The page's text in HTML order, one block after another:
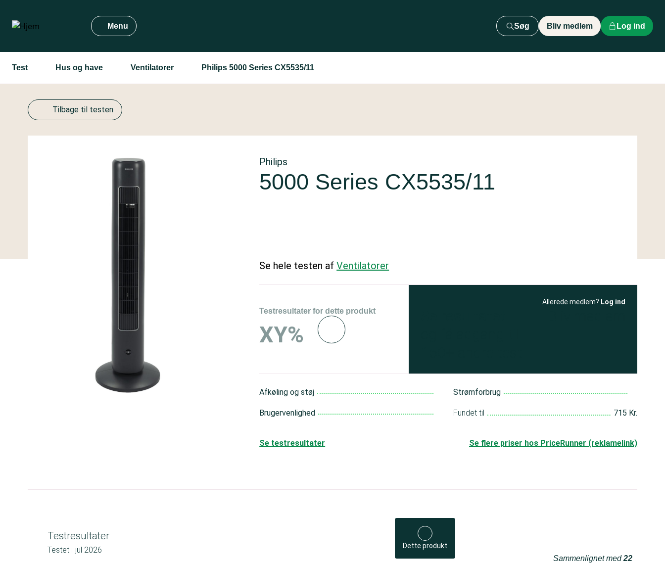
hovedindhold
Menu Søg Bliv medlem Log ind
Test Hus og have Ventilatorer Philips 5000 Series CX5535/11
Tilbage til testen
Philips
5000 Series CX5535/11
Se hele testen afVentilatorer
Testresultater for dette produkt
XY%
Allerede medlem? Log ind
Afkøling og støj
Brugervenlighed
Strømforbrug
Fundet til 715 Kr.
Se flere priser hos PriceRunner (reklamelink)
Se testresultater
Testresultater
Testet i jul 2026 Dette produkt
Sammenlignet med22